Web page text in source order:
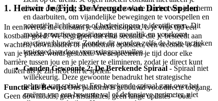
directe omgeving scannen, maar ook de randen van je scherm
en daarbuiten, om vijandelijke bewegingen te voorspellen en
potentiële lichtkansen of bedreigingen te identificeren. Dit
maakt proactieve positionering mogelijk en voorkomt
reactieve blunders. Zonder dit worden zelfs de beste tactieken
tenietgedaan door verrassingsaanvallen.
Gouden Gewoonte 2: De Berekende Spiraal - Spiraal niet
willekeurig. Deze gewoonte benadrukt het strategische
gebruik van spiralen. Een berekende spiraal gaat over het
creëren van een bewuste val of defensieve perimeter, niet
1. Herwin Je Tijd: De Vreugde van Direct Spelen
In een wereld die constant je aandacht opeist, is je vrije tijd een
kostbaar goed. We begrijpen dat elke seconde die je besteedt aan
wachten, downloaden of problemen oplossen, een seconde is die
van je plezier wordt gestolen. We respecteren je tijd door elke
barrière tussen jou en je plezier te elimineren, zodat je direct kunt
duiken als je zin hebt om te spelen.
Functie als Bewijs:Ons platform is gebouwd voor directe toegang.
Geen downloads, geen installaties, geen lange updates – ooit.